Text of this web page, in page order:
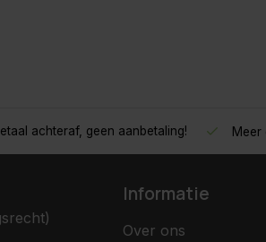
achteraf, geen aanbetaling! Meer
Informatie
Over ons